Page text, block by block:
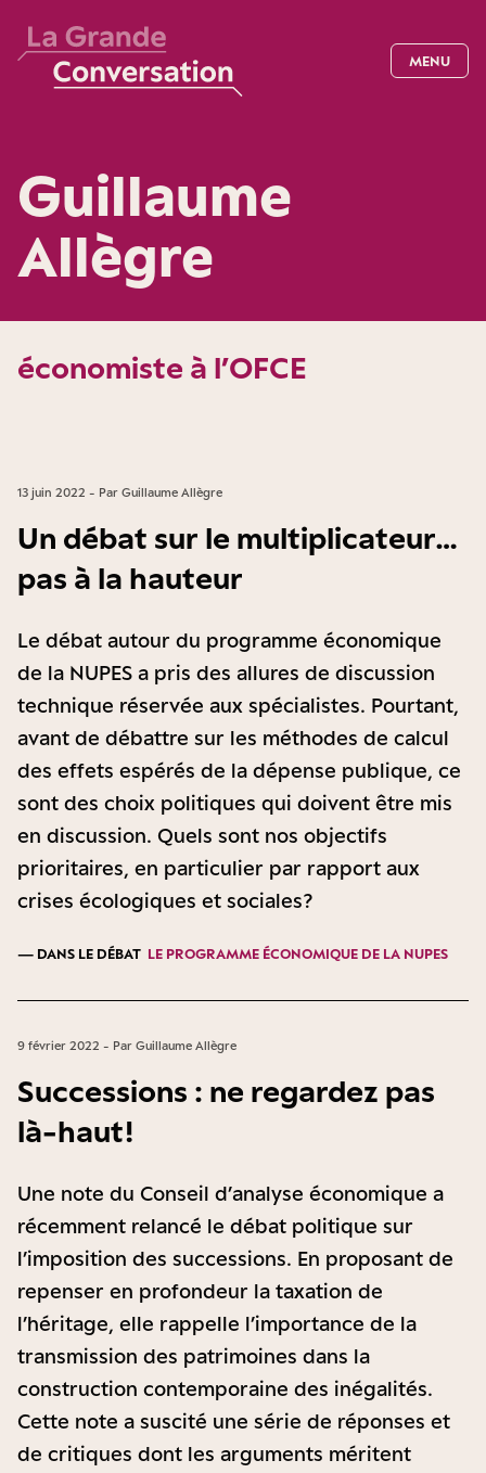
MENU
Guillaume
Allègre
économiste à l’OFCE
13 juin 2022 - Par Guillaume Allègre
Un débat sur le multiplicateur…
pas à la hauteur
Le débat autour du programme économique
de la NUPES a pris des allures de discussion
technique réservée aux spécialistes. Pourtant,
avant de débattre sur les méthodes de calcul
des effets espérés de la dépense publique, ce
sont des choix politiques qui doivent être mis
en discussion. Quels sont nos objectifs
prioritaires, en particulier par rapport aux
crises écologiques et sociales ?
— DANS LE DÉBAT LE PROGRAMME ÉCONOMIQUE DE LA NUPES
9 février 2022 - Par Guillaume Allègre
Successions : ne regardez pas
là-haut !
Une note du Conseil d’analyse économique a
récemment relancé le débat politique sur
l’imposition des successions. En proposant de
repenser en profondeur la taxation de
l’héritage, elle rappelle l’importance de la
transmission des patrimoines dans la
construction contemporaine des inégalités.
Cette note a suscité une série de réponses et
de critiques dont les arguments méritent